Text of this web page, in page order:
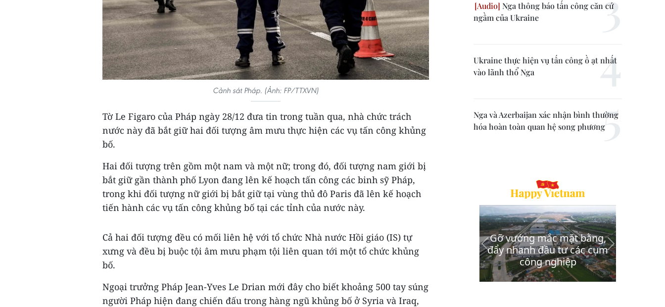
Cảnh sát Pháp. (Ảnh: FP/TTXVN)
Tờ Le Figaro của Pháp ngày 28/12 đưa tin trong tuần qua, nhà chức trách
nước này đã bắt giữ hai đối tượng âm mưu thực hiện các vụ tấn công khủng
bố.
Hai đối tượng trên gồm một nam và một nữ; trong đó, đối tượng nam giới bị
bắt giữ gần thành phố Lyon đang lên kế hoạch tấn công các binh sỹ Pháp,
trong khi đối tượng nữ giới bị bắt giữ tại vùng thủ đô Paris đã lên kế hoạch
tiến hành các vụ tấn công khủng bố tại các tỉnh của nước này.
Cả hai đối tượng đều có mối liên hệ với tổ chức Nhà nước Hồi giáo (IS) tự
xưng và đều bị buộc tội âm mưu phạm tội liên quan tới một tổ chức khủng
bố.
Ngoại trưởng Pháp Jean-Yves Le Drian mới đây cho biết khoảng 500 tay súng
người Pháp hiện đang chiến đấu trong hàng ngũ khủng bố ở Syria và Iraq,
Nga thông báo tấn công căn cứ
ngầm của Ukraine
Ukraine thực hiện vụ tấn công ồ ạt nhất
vào lãnh thổ Nga
Nga và Azerbaijan xác nhận bình thường
hóa hoàn toàn quan hệ song phương